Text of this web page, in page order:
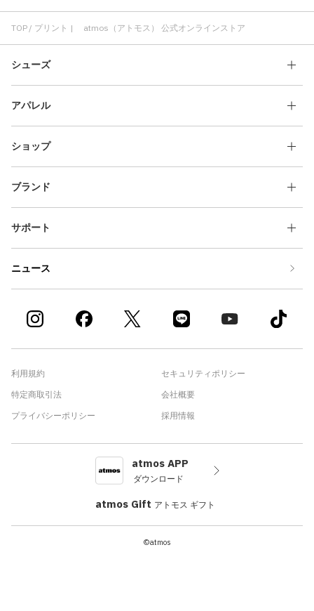
TOP プリント | atmos（アトモス） 公式オンラインストア
シューズ
アパレル
ショップ
ブランド
サポート
ニュース
利用規約
特定商取引法
プライバシーポリシー
セキュリティポリシー
会社概要
採用情報
atmos APP
ダウンロード
atmos Gift アトモス ギフト
©atmos